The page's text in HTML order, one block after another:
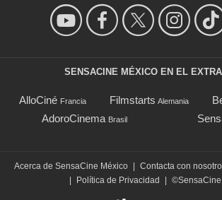
SENSACINE MÉXICO EN EL
AlloCiné Francia Filmstarts Alemania
AdoroCinema Brasil
Acerca de SensaCine México | Contacta con
|
Política de Privacidad |